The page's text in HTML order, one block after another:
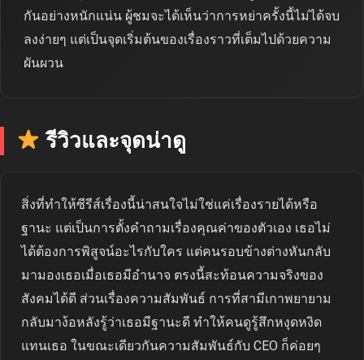
กันอย่างหนักแน่น ผู้ชมจะได้เห็นว่าการหย่าครั้งนี้ไม่ได้จบ
ลงง่ายๆ แต่เป็นจุดเริ่มต้นของเรื่องราวที่เต็มไปด้วยความ
ผันผวน
รีวิวและจุดน่าดู
สิ่งที่ทำให้ซีรีส์เรื่องนี้น่าสนใจไม่ใช่แค่เรื่องรายได้หรือ
ฐานะ แต่เป็นการตั้งคำถามเรื่องคุณค่าของตัวเอง เธอไม่
ได้ต้องการพิสูจน์อะไรกับใคร แต่คนรอบข้างต่างหันกลับ
มามองเธอเมื่อเธอมีอำนาจ ตรงนี้สะท้อนความจริงของ
สังคมได้ดี ส่วนเรื่องความสัมพันธ์ การที่สามีเกาพยายาม
กลับมาง้อหลังรู้ว่าเธอมีฐานะดี ทำให้คนดูรู้สึกหงุดหงิด
แทนเธอ ในขณะเดียวกันความสัมพันธ์กับ CEO ก็ค่อยๆ